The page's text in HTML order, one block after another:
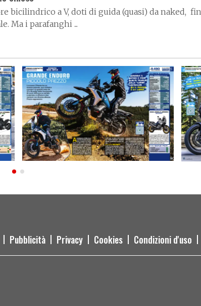
bicilindrico a V, doti di guida (quasi) da naked,
Ma i parafanghi ...
Pubblicità Privacy Cookies Condizioni d'uso